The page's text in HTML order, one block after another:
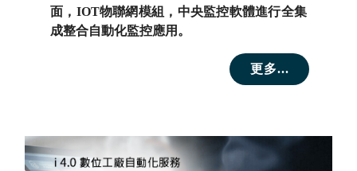
面，IOT物聯網模組，中央監控軟體進行全集
成整合自動化監控應用。
更多...